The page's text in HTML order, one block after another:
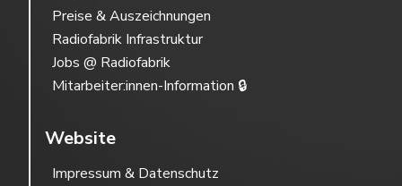
Preise & Auszeichnungen
Radiofabrik Infrastruktur
Jobs @ Radiofabrik
Mitarbeiter:innen-Information 🔒
Website
Impressum & Datenschutz